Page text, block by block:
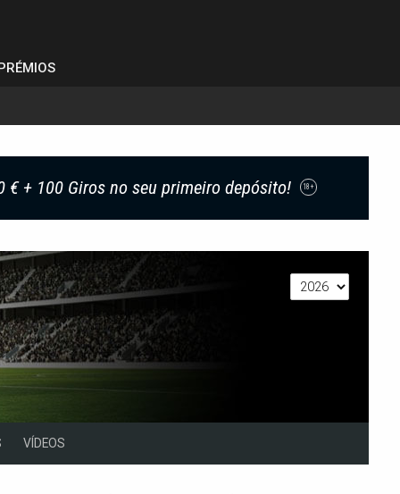
€ + 100 Giros no seu primeiro depósito! 18+
VÍDEOS